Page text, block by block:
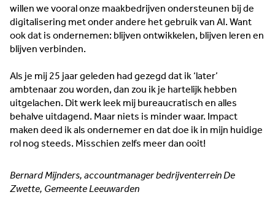
willen we vooral onze maakbedrijven ondersteunen bij de
digitalisering met onder andere het gebruik van AI. Want
ook dat is ondernemen: blijven ontwikkelen, blijven leren en
blijven verbinden.
Als je mij 25 jaar geleden had gezegd dat ik ‘later’
ambtenaar zou worden, dan zou ik je hartelijk hebben
uitgelachen. Dit werk leek mij bureaucratisch en alles
behalve uitdagend. Maar niets is minder waar. Impact
maken deed ik als ondernemer en dat doe ik in mijn huidige
rol nog steeds. Misschien zelfs meer dan ooit!
Bernard Mijnders, accountmanager bedrijventerrein De
Zwette, Gemeente Leeuwarden